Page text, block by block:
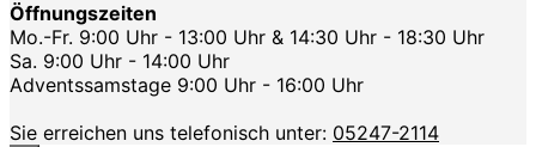
Öffnungszeiten
Mo.-Fr. 9:00 Uhr - 13:00 Uhr & 14:30 Uhr - 18:30 Uhr
Sa. 9:00 Uhr - 14:00 Uhr
Adventssamstage 9:00 Uhr - 16:00 Uhr
Sie erreichen uns telefonisch unter: 05247-2114